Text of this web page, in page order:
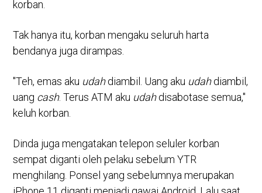
korban.
Tak hanya itu, korban mengaku seluruh harta
bendanya juga dirampas.
"Teh, emas aku udahdiambil. Uang aku udahdiambil,
uang cash. Terus ATM aku udahdisabotase semua,"
keluh korban.
Dinda juga mengatakan telepon seluler korban
sempat diganti oleh pelaku sebelum YTR
menghilang. Ponsel yang sebelumnya merupakan